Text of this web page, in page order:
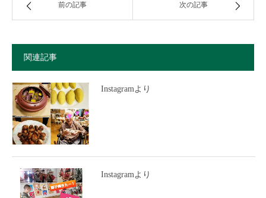
前の記事 次の記事
関連記事
Instagramより
Instagramより